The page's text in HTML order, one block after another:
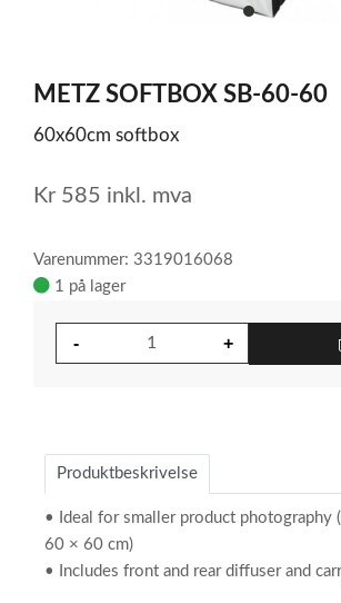
item
of
1
METZ SOFTBOX SB-60-60
60x60cm softbox
Kr 585 inkl. mva
Varenummer: 3319016068
1 på lager
Produktbeskrivelse
• Ideal for smaller product photography
60 × 60 cm)
• Includes front and rear diffuser and